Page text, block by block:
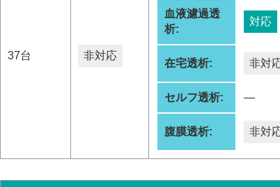
37台 非対応
血液濾過透
析:
対応
在宅透析: 非対
セルフ透析: ―
腹膜透析: 非対